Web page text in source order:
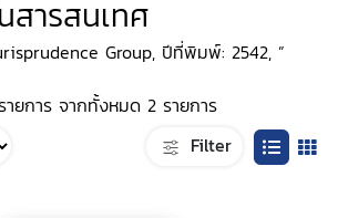
ารสนเทศ
Group, ปีที่พิมพ์: 2542, ”
ยการ จากทั้งหมด 2 รายการ
Filter